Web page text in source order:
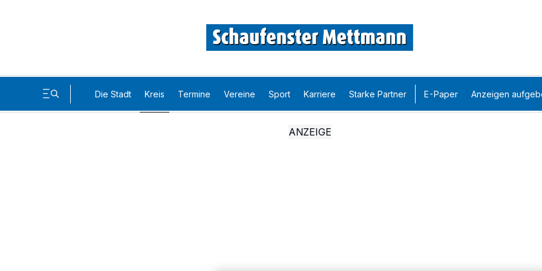
Die Stadt Kreis Termine Vereine Sport Karriere Starke Partner E-Paper Anzeigen